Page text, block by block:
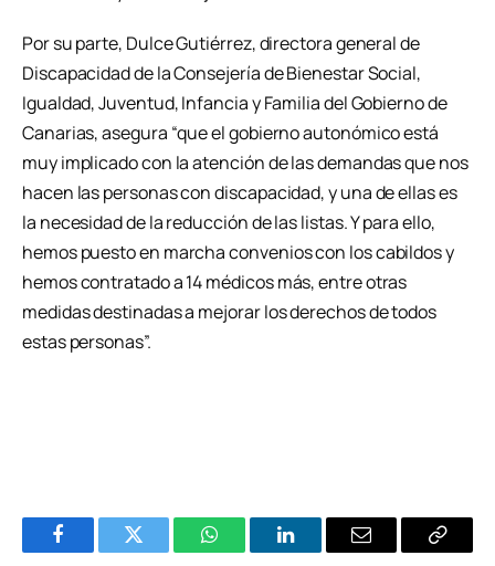
Por su parte, Dulce Gutiérrez, directora general de
Discapacidad de la Consejería de Bienestar Social,
Igualdad, Juventud, Infancia y Familia del Gobierno de
Canarias, asegura “que el gobierno autonómico está
muy implicado con la atención de las demandas que nos
hacen las personas con discapacidad, y una de ellas es
la necesidad de la reducción de las listas. Y para ello,
hemos puesto en marcha convenios con los cabildos y
hemos contratado a 14 médicos más, entre otras
medidas destinadas a mejorar los derechos de todos
estas personas”.
FacebookTwitter WhatsAppLinkedInEmail
Copiar